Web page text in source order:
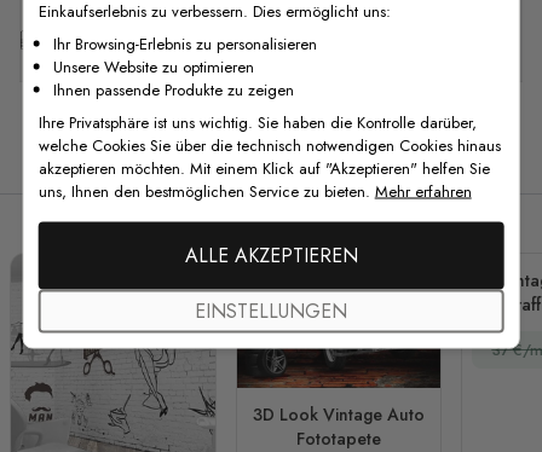
Kostenlose Anpassung
Verwandte Produkte
3D Look Vintage Auto
Fototapete
37 €/
Einkaufserlebnis zu verbessern. Dies ermöglicht uns:
Ihr Browsing-Erlebnis zu personalisieren
Unsere Website zu optimieren
Ihnen passende Produkte zu zeigen
Ihre Privatsphäre ist uns wichtig. Sie haben die Kontrolle darüber,
welche Cookies Sie über die technisch notwendigen Cookies hinaus
akzeptieren möchten. Mit einem Klick auf "Akzeptieren" helfen Sie
uns, Ihnen den bestmöglichen Service zu bieten. Mehr erfahren
ALLE AKZEPTIEREN
EINSTELLUNGEN